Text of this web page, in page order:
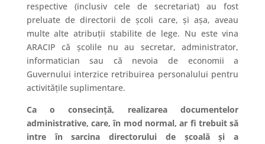
respective (inclusiv cele de secretariat) au fost
preluate de directorii de școli care, și așa, aveau
multe alte atribuții stabilite de lege. Nu este vina
ARACIP că școlile nu au secretar, administrator,
informatician sau că nevoia de economii a
Guvernului interzice retribuirea personalului pentru
activitățile suplimentare.
Ca o consecință, realizarea documentelor
administrative, care, în mod normal, ar fi trebuit să
intre în sarcina directorului de școală și a